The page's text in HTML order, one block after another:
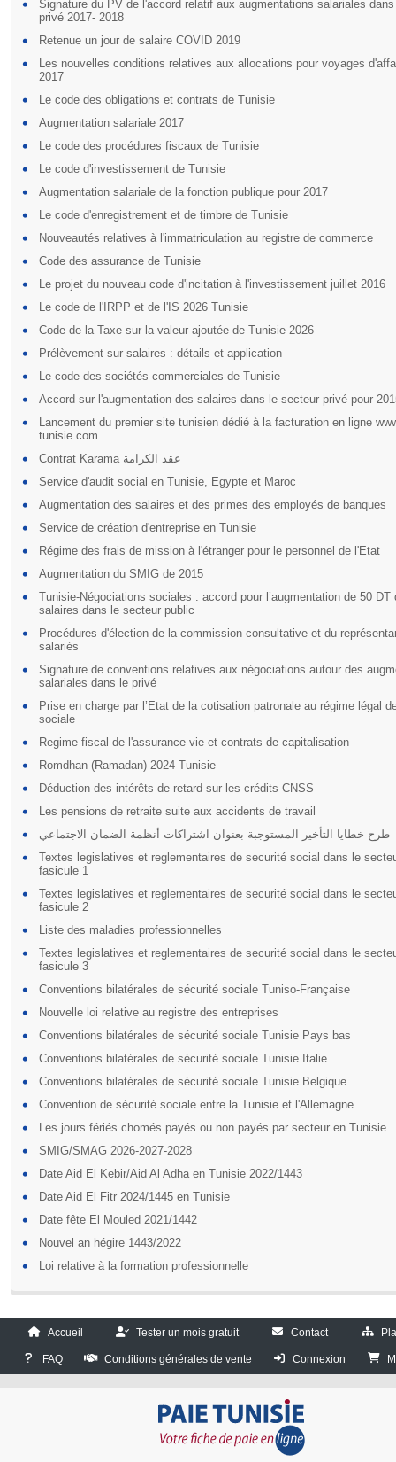
Signature du PV de l'accord relatif aux augmentations salariales
privé 2017- 2018
Retenue un jour de salaire COVID 2019
Les nouvelles conditions relatives aux allocations pour voyages
2017
Le code des obligations et contrats de Tunisie
Augmentation salariale 2017
Le code des procédures fiscaux de Tunisie
Le code d'investissement de Tunisie
Augmentation salariale de la fonction publique pour 2017
Le code d'enregistrement et de timbre de Tunisie
Nouveautés relatives à l'immatriculation au registre de commerce
Code des assurance de Tunisie
Le projet du nouveau code d'incitation à l'investissement juillet 2016
Le code de l'IRPP et de l'IS 2026 Tunisie
Code de la Taxe sur la valeur ajoutée de Tunisie 2026
Prélèvement sur salaires : détails et application
Le code des sociétés commerciales de Tunisie
Accord sur l'augmentation des salaires dans le secteur privé pour
Lancement du premier site tunisien dédié à la facturation en ligne
tunisie.com
Contrat Karama عقد الكرامة
Service d'audit social en Tunisie, Egypte et Maroc
Augmentation des salaires et des primes des employés de banques
Service de création d'entreprise en Tunisie
Régime des frais de mission à l'étranger pour le personnel de l'Etat
Augmentation du SMIG de 2015
Tunisie-Négociations sociales : accord pour l’augmentation de 50 DT
salaires dans le secteur public
Procédures d'élection de la commission consultative et du
salariés
Signature de conventions relatives aux négociations autour des
salariales dans le privé
Prise en charge par l’Etat de la cotisation patronale au régime légal
sociale
Regime fiscal de l'assurance vie et contrats de capitalisation
Romdhan (Ramadan) 2024 Tunisie
Déduction des intérêts de retard sur les crédits CNSS
Les pensions de retraite suite aux accidents de travail
طرح خطايا التأخير المستوجبة بعنوان اشتراكات أنظمة الضمان الاجتماعي
Textes legislatives et reglementaires de securité social dans le
fasicule 1
Textes legislatives et reglementaires de securité social dans le
fasicule 2
Liste des maladies professionnelles
Textes legislatives et reglementaires de securité social dans le
fasicule 3
Conventions bilatérales de sécurité sociale Tuniso-Française
Nouvelle loi relative au registre des entreprises
Conventions bilatérales de sécurité sociale Tunisie Pays bas
Conventions bilatérales de sécurité sociale Tunisie Italie
Conventions bilatérales de sécurité sociale Tunisie Belgique
Convention de sécurité sociale entre la Tunisie et l'Allemagne
Les jours fériés chomés payés ou non payés par secteur en Tunisie
SMIG/SMAG 2026-2027-2028
Date Aid El Kebir/Aid Al Adha en Tunisie 2022/1443
Date Aid El Fitr 2024/1445 en Tunisie
Date fête El Mouled 2021/1442
Nouvel an hégire 1443/2022
Loi relative à la formation professionnelle
Accueil Tester un mois gratuit Contact
FAQ Conditions générales de vente Connexion